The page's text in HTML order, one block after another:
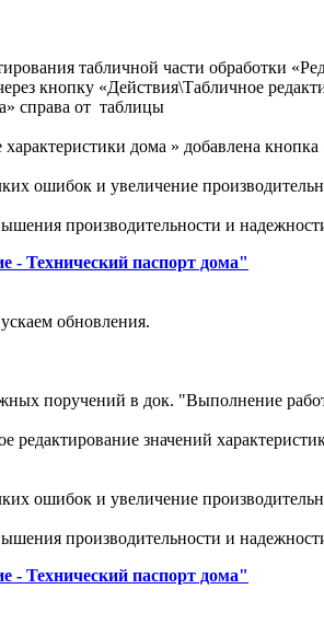
табличной части обработки
кнопку «Действия\Табличное
справа от таблицы
дома » добавлена
ошибок и увеличение
производительности и
- Технический паспорт дома"
обновления.
поручений в док. "Выполнение
редактирование значений
ошибок и увеличение
производительности и
- Технический паспорт дома"